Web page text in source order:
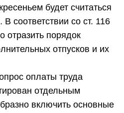
будет считаться
соответствии со ст. 116
порядок
отпусков и их
оплаты труда
отдельным
включить основные